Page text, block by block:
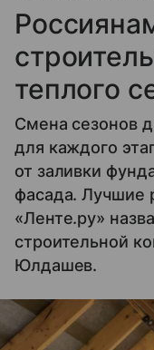
теплого
Смена сезонов
для каждого
от заливки
фасада. Лучшие
«Ленте.ру»
строительной
Юлдашев.